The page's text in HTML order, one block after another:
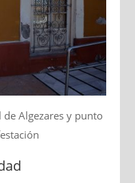
Algezares y punto